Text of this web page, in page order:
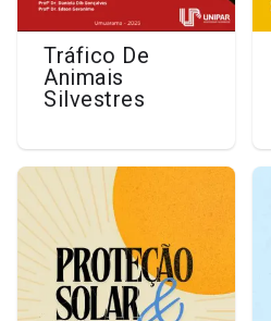
Tráfico De
Animais
Silvestres